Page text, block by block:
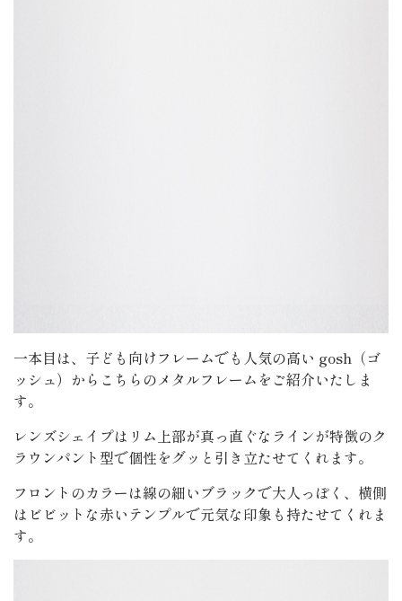
一本目は、子ども向けフレームでも人気の高い gosh（ゴ
ッシュ）からこちらのメタルフレームをご紹介いたしま
す。
レンズシェイプはリム上部が真っ直ぐなラインが特徴のク
ラウンパント型で個性をグッと引き立たせてくれます。
フロントのカラーは線の細いブラックで大人っぽく、横側
はビビットな赤いテンプルで元気な印象も持たせてくれま
す。